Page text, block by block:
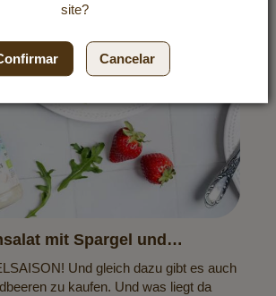
mit Spargel und
Und gleich dazu gibt es auch
zu kaufen. Und was liegt da
site?
Cancelar